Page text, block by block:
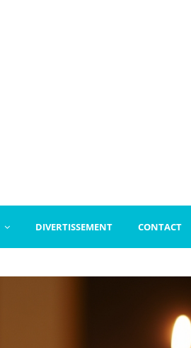
DIVERTISSEMENT CONTACT